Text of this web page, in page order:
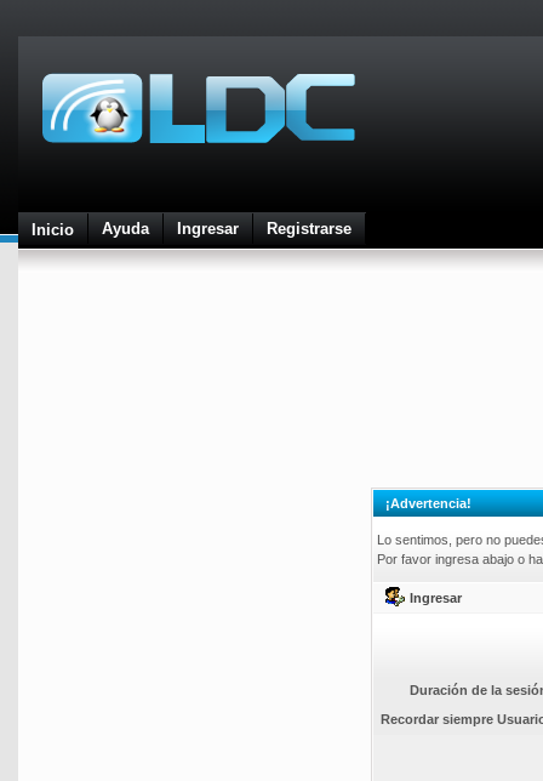
Inicio Ayuda Ingresar Registrarse
¡Advertencia!
Lo sentimos, pero no
Por favor ingresa abajo o
Ingresar
Duración de la
Recordar siempre